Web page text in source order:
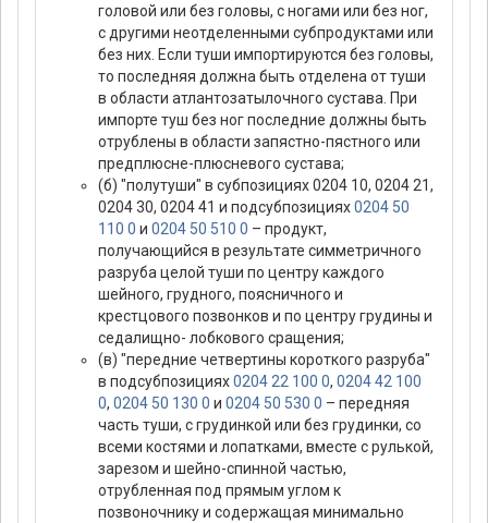
головой или без головы, с ногами или без ног,
с другими неотделенными субпродуктами или
без них. Если туши импортируются без головы,
то последняя должна быть отделена от туши
в области атлантозатылочного сустава. При
импорте туш без ног последние должны быть
отрублены в области запястно-пястного или
предплюсне-плюсневого сустава;
(б) "полутуши" в субпозициях 0204 10, 0204 21,
0204 30, 0204 41 и подсубпозициях0204 50
110 0 и 0204 50 510 0 – продукт,
получающийся в результате симметричного
разруба целой туши по центру каждого
шейного, грудного, поясничного и
крестцового позвонков и по центру грудины и
седалищно- лобкового сращения;
(в) "передние четвертины короткого разруба"
в подсубпозициях0204 22 100 0, 0204 42 100
0, 0204 50 130 0 и 0204 50 530 0 – передняя
часть туши, с грудинкой или без грудинки, со
всеми костями и лопатками, вместе с рулькой,
зарезом и шейно-спинной частью,
отрубленная под прямым углом к
позвоночнику и содержащая минимально